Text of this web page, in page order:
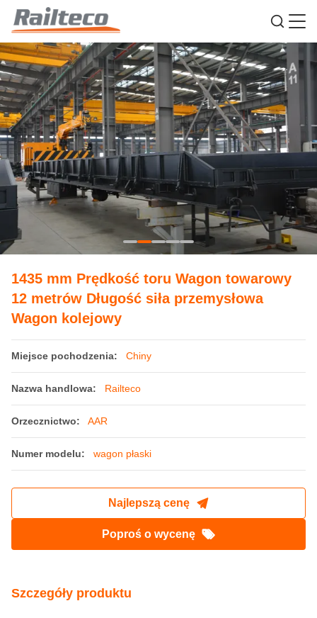
1435 mm Prędkość toru Wagon towarowy
12 metrów Długość siła przemysłowa
Wagon kolejowy
Miejsce pochodzenia: Chiny
Nazwa handlowa: Railteco
Orzecznictwo: AAR
Numer modelu: wagon płaski
Najlepszą cenę
Poproś o wycenę
Szczegóły produktu